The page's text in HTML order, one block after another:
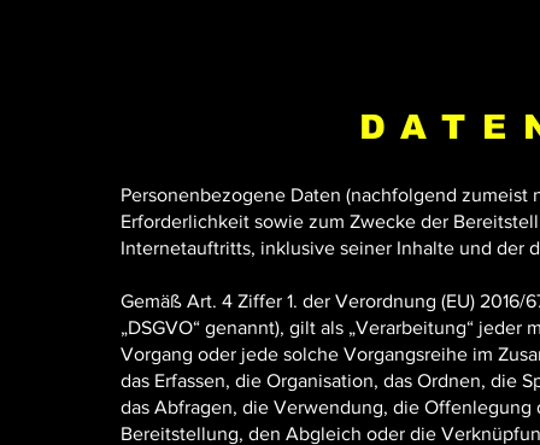
Personenbezogene Daten (nachfolgend zumeist
Erforderlichkeit sowie zum Zwecke der
Internetauftritts, inklusive seiner Inhalte und der
Gemäß Art. 4 Ziffer 1. der Verordnung (EU)
„DSGVO“ genannt), gilt als „Verarbeitung“
Vorgang oder jede solche Vorgangsreihe im
das Erfassen, die Organisation, das Ordnen, die
das Abfragen, die Verwendung, die
Bereitstellung, den Abgleich oder die